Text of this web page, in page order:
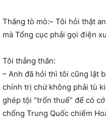
Thắng tò mò:– Tôi hỏi thật
mà Tổng cục phải gọi điện
Tôi thẳng thắn:
– Anh đã hỏi thì tôi cũng lật
chính trị chứ không phải tù
ghép tội “trốn thuế” để có
chống Trung Quốc chiếm